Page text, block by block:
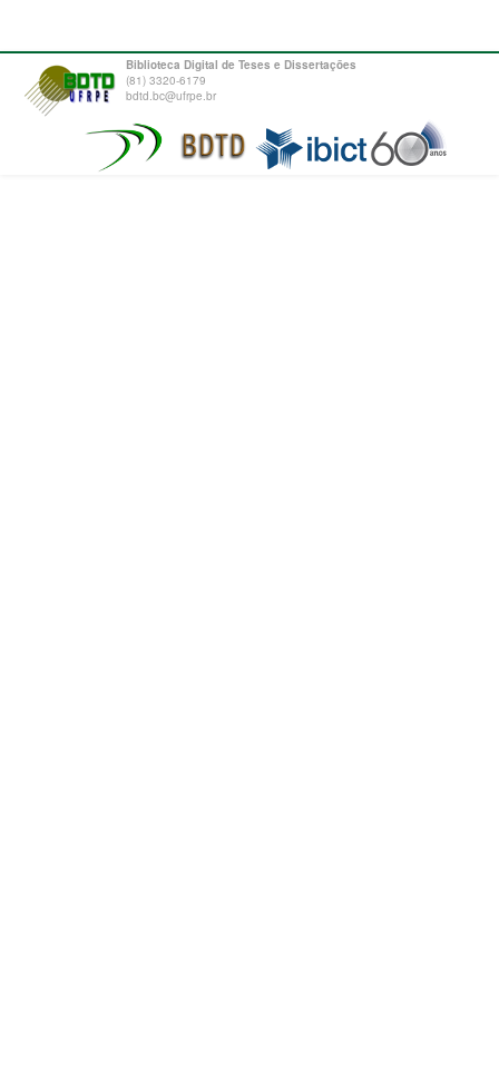
Biblioteca Digital de Teses e Dissertações
(81) 3320-6179
bdtd.bc@ufrpe.br